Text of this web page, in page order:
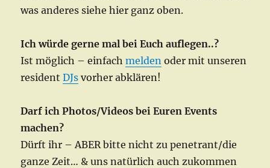
was anderes siehe hier ganz oben.
Ich würde gerne mal bei Euch auflegen..?
Ist möglich – einfachmelden oder mit unseren
residentDJs vorher abklären!
Darf ich Photos/Videos bei Euren Events
machen?
Dürft ihr – ABER bitte nicht zu penetrant/die
ganze Zeit… & uns natürlich auch zukommen